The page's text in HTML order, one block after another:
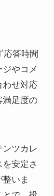
応答時間
やコメ
わせ対応
満足度の
ツカレ
安定さ
いま